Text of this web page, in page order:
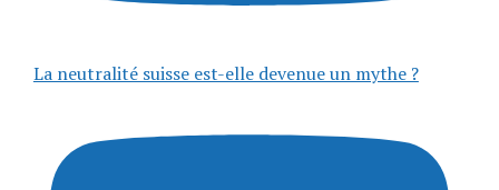
La neutralité suisse est-elle devenue un mythe ?